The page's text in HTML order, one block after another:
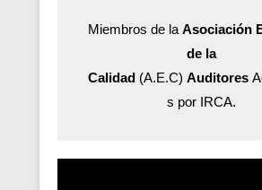
Miembros de la Asociación
de la
Calidad(A.E.C) Auditores
s por IRCA.